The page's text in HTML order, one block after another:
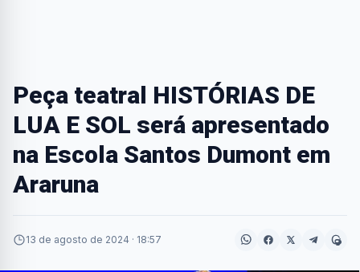
Peça teatral HISTÓRIAS DE
LUA E SOL será apresentado
na Escola Santos Dumont em
Araruna
13 de agosto de 2024 · 18:57